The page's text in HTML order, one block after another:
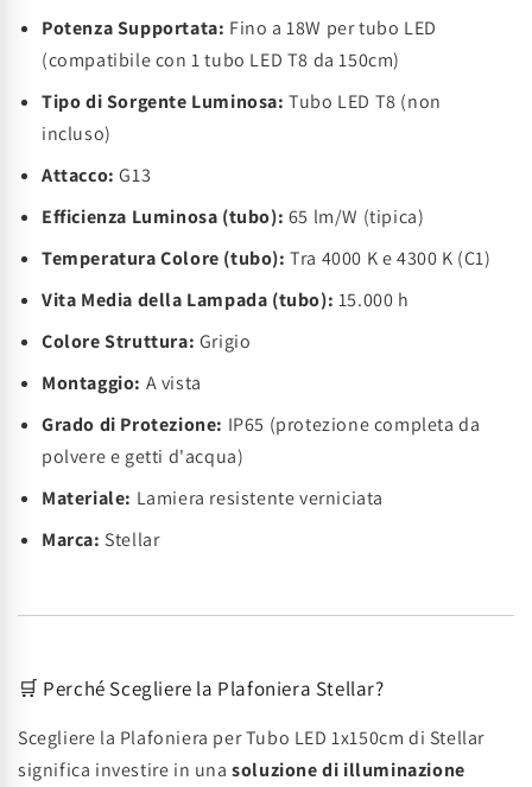
Potenza Supportata: Fino a 18W per tubo LED
(compatibile con 1 tubo LED T8 da 150cm)
Tipo di Sorgente Luminosa: Tubo LED T8 (non
incluso)
Attacco: G13
Efficienza Luminosa (tubo): 65 lm/W (tipica)
Temperatura Colore (tubo): Tra 4000 K e 4300 K (C1)
Vita Media della Lampada (tubo): 15.000 h
Colore Struttura: Grigio
Montaggio: A vista
Grado di Protezione: IP65 (protezione completa da
polvere e getti d'acqua)
Materiale: Lamiera resistente verniciata
Marca: Stellar
🛒 Perché Scegliere la Plafoniera Stellar?
Scegliere la Plafoniera per Tubo LED 1x150cm di Stellar
significa investire in unasoluzione di illuminazione